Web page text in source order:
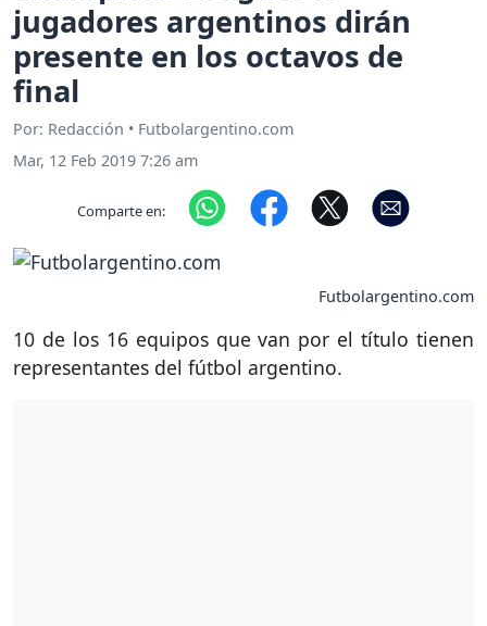
jugadores argentinos dirán
presente en los octavos de
final
Por: Redacción • Futbolargentino.com
Mar, 12 Feb 2019 7:26 am
Comparte en:
Futbolargentino.com
10 de los 16 equipos que van por el título tienen
representantes del fútbol argentino.